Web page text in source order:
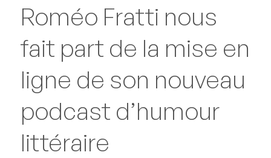
Roméo Fratti nous
fait part de la mise en
ligne de son nouveau
podcast d’humour
littéraire